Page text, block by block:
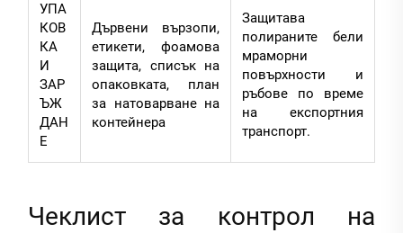
УПА
КОВ
КА
И
ЗАР
ЪЖ
ДАН
Е
Дървени вързопи,
етикети, фоамова
защита, списък на
опаковката, план
за натоварване на
контейнера
Защитава
полираните бели
мраморни
повърхности и
ръбове по време
на експортния
транспорт.
Чеклист за контрол на